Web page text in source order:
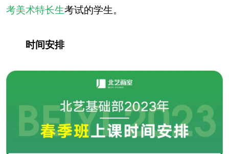
考美术特长生考试的学生。
时间安排